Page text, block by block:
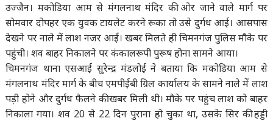
उज्जैन। मकोडिया आम से मंगलनाथ मंदिर की ओर जाने वाले मार्ग पर
सोमवार दोपहर एक युवक टायलेट करने रूका तो उसे दुर्गध आई। आसपास
देखने पर नाले में लाश नजर आई। खबर मिलते ही चिमनगंज पुलिस मौके पर
पहुंची। शव बाहर निकालने पर कंकालरूपी पुरूष होना सामने आया।
चिमनगंज थाना एसआई सुरेन्द्र मंडलोई ने बताया कि मकोडिया आम से
मंगलनाथ मंदिर मार्ग के बीच एमपीईबी ग्रिल कार्यालय के सामने नाले में लाश
पड़ी होने और दुर्गंध फैलने की खबर मिली थी। मौके पर पहुंच लाश को बाहर
निकाला गया। शव 20 से 22 दिन पुराना हो चुका था, उसके सिर की हड्डी